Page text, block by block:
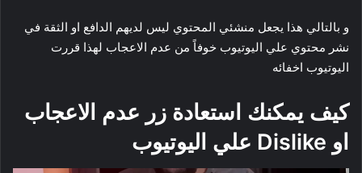
و بالتالي هذا يجعل منشئي المحتوي ليس لديهم الدافع او الثقة في
نشر محتوي علي اليوتيوب خوفاً من عدم الاعجاب لهذا قررت
اليوتيوب اخفائه
كيف يمكنك استعادة زر عدم الاعجاب
او Dislike علي اليوتيوب